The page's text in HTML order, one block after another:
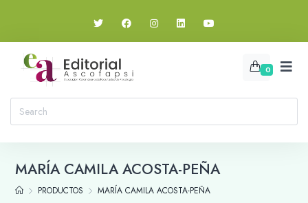
0
MARÍA CAMILA ACOSTA-PEÑA
PRODUCTOS MARÍA CAMILA ACOSTA-PEÑA